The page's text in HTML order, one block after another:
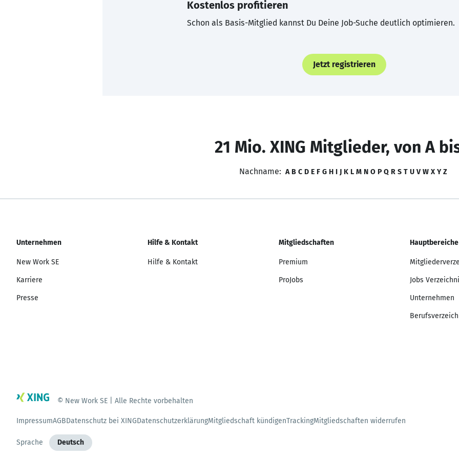
Kostenlos profitieren
Schon als Basis-Mitglied kannst Du Deine Job-Suche deutlich optimieren.
Jetzt registrieren
21 Mio. XING Mitglieder, von A
Nachname: A B C D E F G H I J K L M N O P Q R S T U V W X Y Z
Unternehmen
New Work SE
Karriere
Presse
Hilfe & Kontakt
Hilfe & Kontakt
Mitgliedschaften
Premium
ProJobs
Hauptbereiche
Jobs
Unternehmen
© New Work SE | Alle Rechte vorbehalten
ImpressumAGBDatenschutz bei XINGDatenschutzerklärungMitgliedschaft kündigenTrackingMitgliedschaften widerrufen
Sprache Deutsch